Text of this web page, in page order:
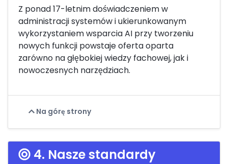
Z ponad 17-letnim doświadczeniem w
administracji systemów i ukierunkowanym
wykorzystaniem wsparcia AI przy tworzeniu
nowych funkcji powstaje oferta oparta
zarówno na głębokiej wiedzy fachowej, jak i
nowoczesnych narzędziach.
Na górę strony
4. Nasze standardy